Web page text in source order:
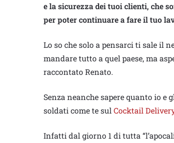
e la sicurezza dei tuoi clienti, che
per poter continuare a fare il tuo
Lo so che solo a pensarci ti sale il
mandare tutto a quel paese, ma
raccontato Renato.
Senza neanche sapere quanto io e
soldati come te sul Cocktail
Infatti dal giorno 1 di tutta